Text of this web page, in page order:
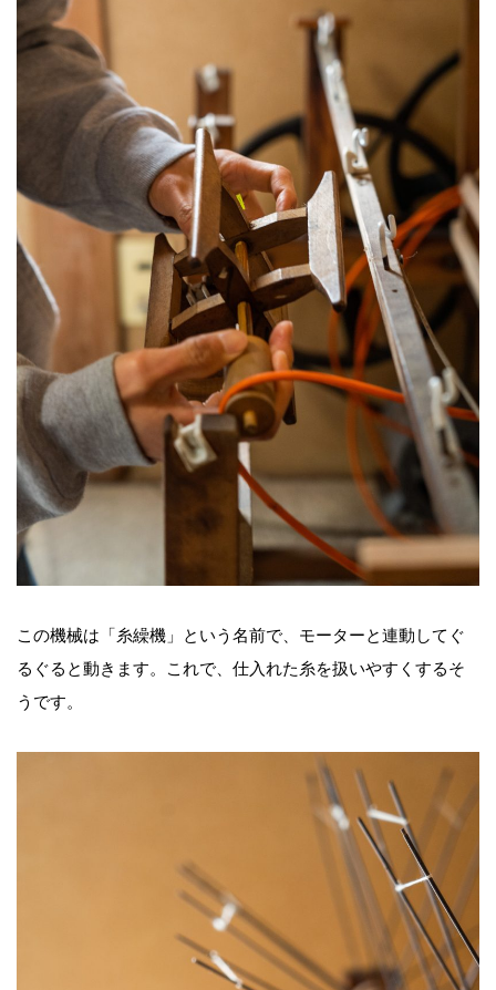
この機械は「糸繰機」という名前で、モーターと連動してぐ
るぐると動きます。これで、仕入れた糸を扱いやすくするそ
うです。